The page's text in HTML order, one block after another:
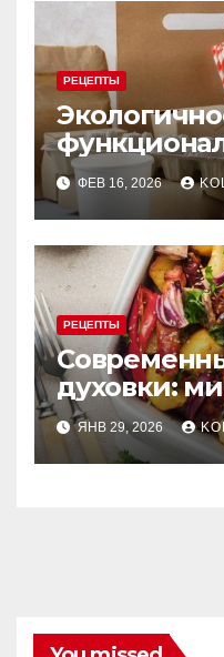
РЕЦЕПТЫ
выбрать
для
ФЕВ 16, 2026
РЕЦЕПТЫ
духовки:
усилия,
ЯНВ 29, 2026